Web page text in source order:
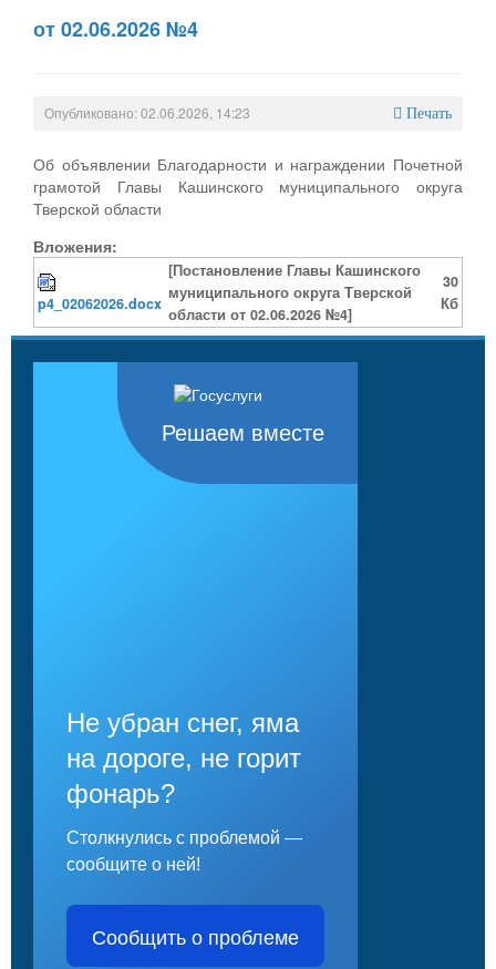
от 02.06.2026 №4
Опубликовано: 02.06.2026, 14:23 Печать
Об объявлении Благодарности и награждении Почетной
грамотой Главы Кашинского муниципального округа
Тверской области
Вложения:
p4_02062026.docx
[Постановление Главы Кашинского
муниципального округа Тверской
области от 02.06.2026 №4]
30
Кб
Решаем вместе
Не убран снег, яма
на дороге, не горит
фонарь?
Столкнулись с проблемой —
сообщите о ней!
Сообщить о проблеме